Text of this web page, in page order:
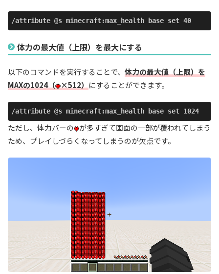
/attribute @s minecraft:max_health base set 40
体力の最大値（上限）を最大にする
以下のコマンドを実行することで、 体力の最大値（上限）を
MAXの1024（
×512） にすることができます。
/attribute @s minecraft:max_health base set 1024
ただし、体力バーの
が多すぎて画面の一部が覆われてしまう
ため、プレイしづらくなってしまうのが欠点です。